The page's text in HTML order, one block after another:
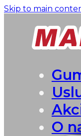
Skip to main
O